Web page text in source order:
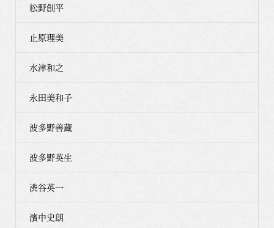
松野創平
止原理美
水津和之
永田美和子
波多野善蔵
波多野英生
渋谷英一
濱中史朗